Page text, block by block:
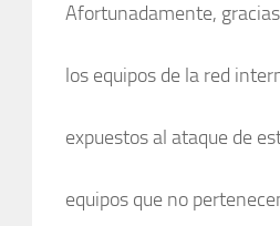
Afortunadamente,
los equipos de la red
expuestos al ataque de
equipos que no